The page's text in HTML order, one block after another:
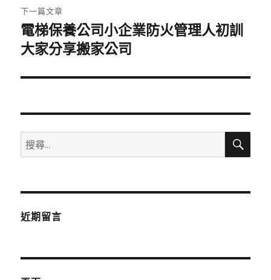
章:
下一篇文章
下
一
文
電梯保養公司小企業防火管理人初訓
大家分享搬家公司
搜
尋
鍵
搜
近期留言